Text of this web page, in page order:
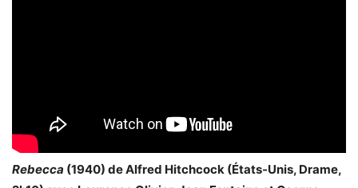
Rebecca (1940) de Alfred Hitchcock (États-Unis, Drame,